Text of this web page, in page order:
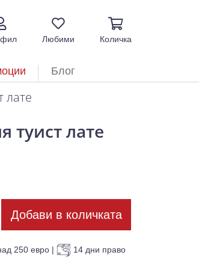
Любими Количка
Блог
лате
туист лате
Добави в количката
250 евро |
14 дни право